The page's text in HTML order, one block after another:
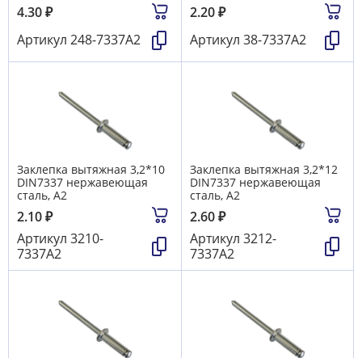
4.30₽
Артикул 248-7337А2
2.20₽
Артикул 38-7337А2
Заклепка вытяжная 3,2*10
DIN7337 нержавеющая
сталь, А2
2.10₽
Артикул 3210-
7337А2
Заклепка вытяжная 3,2*12
DIN7337 нержавеющая
сталь, А2
2.60₽
Артикул 3212-
7337А2